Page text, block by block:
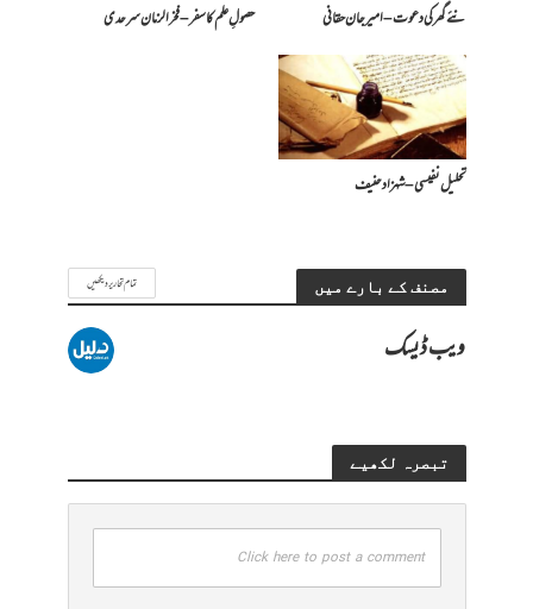
نئے گھر کی دعوت – امیرجان حقانی حصولِ علم کا سفر – فخرالزمان سرحدی
تحلیل نفیسی – شہزاد حنیف
مصنف کے بارے میں تمام تحاریر دیکھیں
ویب ڈیسک
تبصرہ لکھیے
Click here to post a comment